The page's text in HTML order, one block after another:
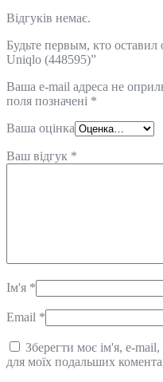
Відгуків немає.
Будьте первым, кто
Uniqlo (448595)”
Ваша e-mail адреса не
поля позначені *
Ваша оцінка
Ваш відгук *
Ім'я *
Email *
Зберегти моє ім'я, e-mail,
для моїх подальших